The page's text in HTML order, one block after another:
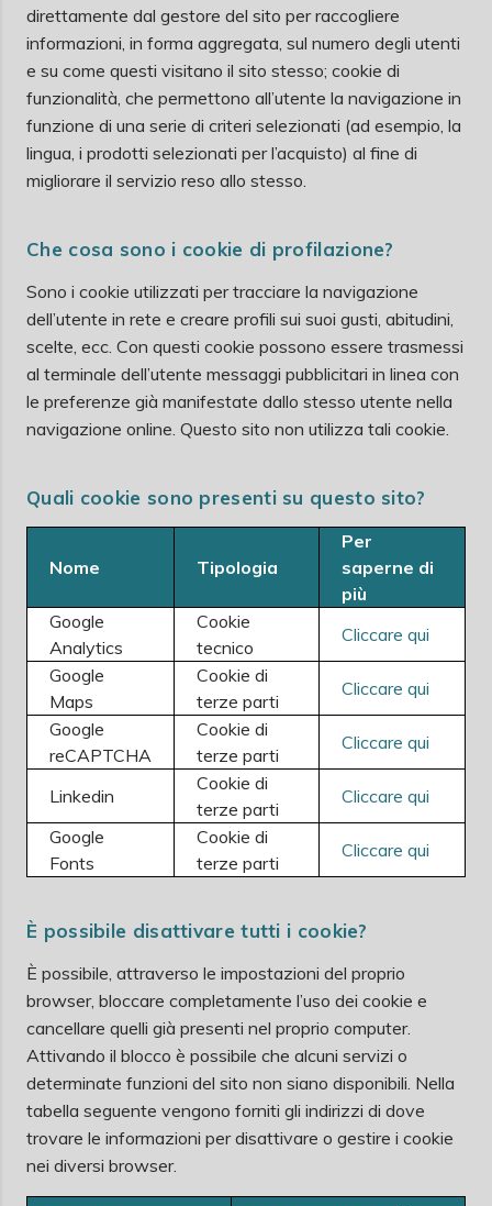
direttamente dal gestore del sito per raccogliere
informazioni, in forma aggregata, sul numero degli utenti
e su come questi visitano il sito stesso; cookie di
funzionalità, che permettono all’utente la navigazione in
funzione di una serie di criteri selezionati (ad esempio, la
lingua, i prodotti selezionati per l’acquisto) al fine di
migliorare il servizio reso allo stesso.
Che cosa sono i cookie di profilazione?
Sono i cookie utilizzati per tracciare la navigazione
dell’utente in rete e creare profili sui suoi gusti, abitudini,
scelte, ecc. Con questi cookie possono essere trasmessi
al terminale dell’utente messaggi pubblicitari in linea con
le preferenze già manifestate dallo stesso utente nella
navigazione online. Questo sito non utilizza tali cookie.
Quali cookie sono presenti su questo sito?
Nome Tipologia
Per
saperne di
più
Google
Analytics
Cookie
tecnico
Cliccare qui
Google
Maps
Cookie di
terze parti
Cliccare qui
Google
reCAPTCHA
Cookie di
terze parti
Cliccare qui
Linkedin
Cookie di
terze parti
Cliccare qui
Google
Fonts
Cookie di
terze parti
Cliccare qui
È possibile disattivare tutti i cookie?
È possibile, attraverso le impostazioni del proprio
browser, bloccare completamente l’uso dei cookie e
cancellare quelli già presenti nel proprio computer.
Attivando il blocco è possibile che alcuni servizi o
determinate funzioni del sito non siano disponibili. Nella
tabella seguente vengono forniti gli indirizzi di dove
trovare le informazioni per disattivare o gestire i cookie
nei diversi browser.